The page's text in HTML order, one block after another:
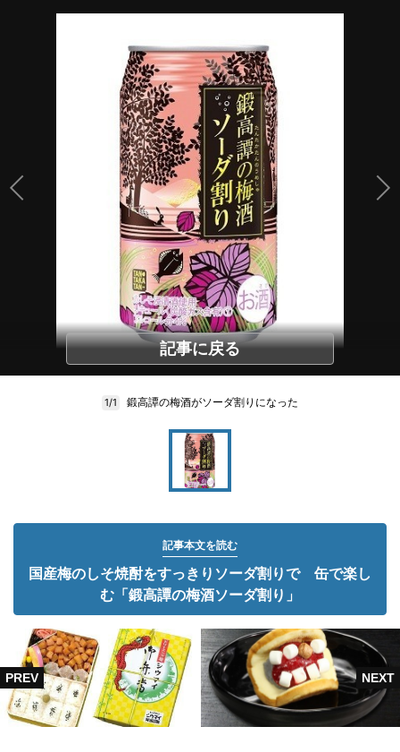
記事に戻る
1/1 鍛高譚の梅酒がソーダ割りになった
記事本文を読む
国産梅のしそ焼酎をすっきりソーダ割りで 缶で楽し
む「鍛高譚の梅酒ソーダ割り」